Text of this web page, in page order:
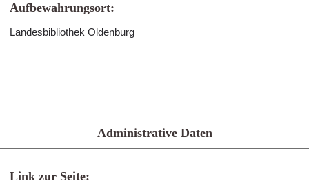
Aufbewahrungsort:
Landesbibliothek Oldenburg
Administrative Daten
Link zur Seite: